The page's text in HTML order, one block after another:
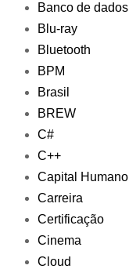
Banco de dados
Blu-ray
Bluetooth
BPM
Brasil
BREW
C#
C++
Capital Humano
Carreira
Certificação
Cinema
Cloud